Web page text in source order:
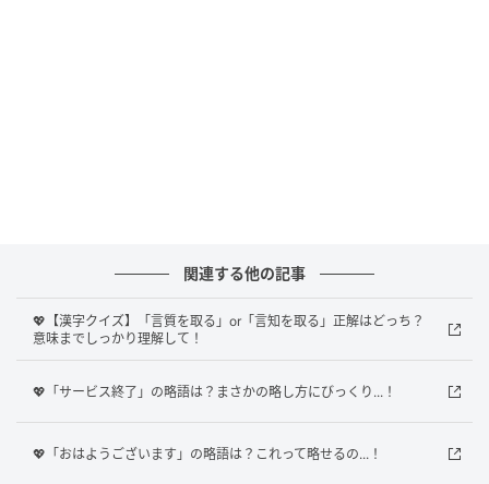
果たして、正解は？
正解は、「疾風迅雷（しっぷうじんらい）」でした！
関連する他の記事
💖【漢字クイズ】「言質を取る」or「言知を取る」正解はどっち？
意味までしっかり理解して！
💖「サービス終了」の略語は？まさかの略し方にびっくり...！
💖「おはようございます」の略語は？これって略せるの...！